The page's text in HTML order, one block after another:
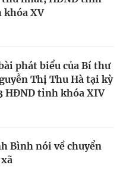
XV
phát biểu của Bí thư
Thị Thu Hà tại kỳ
HĐND tỉnh khóa XIV
Bình nói về chuyển